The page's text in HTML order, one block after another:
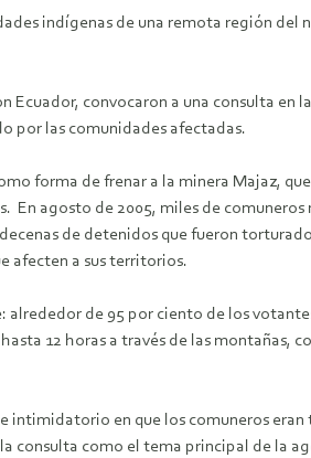
indígenas de una remota región del
convocaron a una consulta en
por las comunidades afectadas.
forma de frenar a la minera Majaz,
En agosto de 2005, miles de
de detenidos que fueron
afecten a sus territorios.
de 95 por ciento de los
12 horas a través de las montañas,
intimidatorio en que los comuneros eran
consulta como el tema principal de la